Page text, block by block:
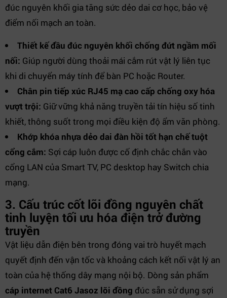
đúc nguyên khối gia tăng sức dẻo dai cơ học, bảo vệ
điểm nối mạch an toàn.
Thiết kế đầu đúc nguyên khối chống đứt ngầm mối
nối: Giúp người dùng thoải mái cắm rút vật lý liên tục
khi di chuyển máy tính để bàn PC hoặc Router.
Chân pin tiếp xúc RJ45 mạ cao cấp chống oxy hóa
vượt trội: Giữ vững khả năng truyền tải tín hiệu số tinh
khiết, thông suốt trong mọi điều kiện độ ẩm văn phòng.
Khớp khóa nhựa dẻo dai đàn hồi tốt hạn chế tuột
cổng cắm: Sợi cáp luôn được cố định chắc chắn vào
cổng LAN của Smart TV, PC desktop hay Switch chia
mạng.
3. Cấu trúc cốt lõi đồng nguyên chất
tinh luyện tối ưu hóa điện trở đường
truyền
Vật liệu dẫn điện bên trong đóng vai trò huyết mạch
quyết định đến vận tốc và khoảng cách kết nối vật lý an
toàn của hệ thống dây mạng nội bộ. Dòng sản phẩm
cáp internet Cat6 Jasoz lõi đồng đúc sẵn sử dụng sợi